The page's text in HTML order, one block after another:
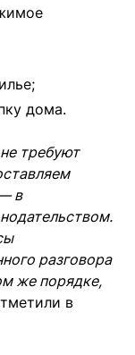
дома.
требуют
в
разговора
же порядке,
в